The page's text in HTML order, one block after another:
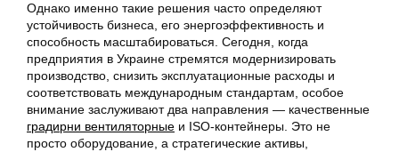
Однако именно такие решения часто определяют
устойчивость бизнеса, его энергоэффективность и
способность масштабироваться. Сегодня, когда
предприятия в Украине стремятся модернизировать
производство, снизить эксплуатационные расходы и
соответствовать международным стандартам, особое
внимание заслуживают два направления — качественные
градирни вентиляторные и ISO-контейнеры. Это не
просто оборудование, а стратегические активы,